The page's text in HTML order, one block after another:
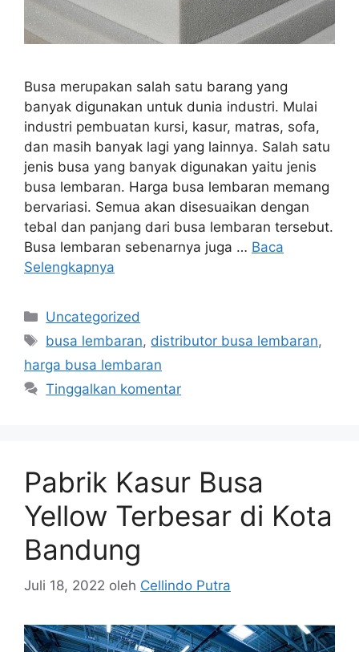
Busa merupakan salah satu barang yang
banyak digunakan untuk dunia industri. Mulai
industri pembuatan kursi, kasur, matras, sofa,
dan masih banyak lagi yang lainnya. Salah satu
jenis busa yang banyak digunakan yaitu jenis
busa lembaran. Harga busa lembaran memang
bervariasi. Semua akan disesuaikan dengan
tebal dan panjang dari busa lembaran tersebut.
Busa lembaran sebenarnya juga … Baca
Selengkapnya
Kategori
Uncategorized
Tag
busa lembaran, distributor busa lembaran,
harga busa lembaran
Tinggalkan komentar
Pabrik Kasur Busa
Yellow Terbesar di Kota
Bandung
Juli 18, 2022 oleh Cellindo Putra